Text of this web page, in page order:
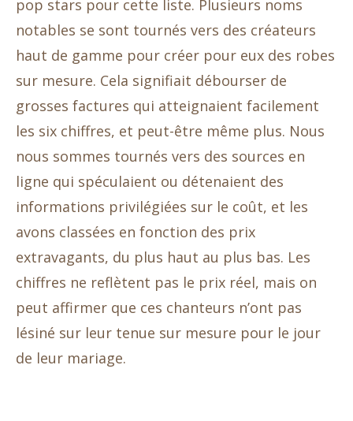
pop stars pour cette liste. Plusieurs noms
notables se sont tournés vers des créateurs
haut de gamme pour créer pour eux des robes
sur mesure. Cela signifiait débourser de
grosses factures qui atteignaient facilement
les six chiffres, et peut-être même plus. Nous
nous sommes tournés vers des sources en
ligne qui spéculaient ou détenaient des
informations privilégiées sur le coût, et les
avons classées en fonction des prix
extravagants, du plus haut au plus bas. Les
chiffres ne reflètent pas le prix réel, mais on
peut affirmer que ces chanteurs n’ont pas
lésiné sur leur tenue sur mesure pour le jour
de leur mariage.